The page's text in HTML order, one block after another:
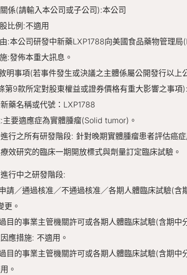
係(請輸入本公司或子公司):本公司
比例:不適用
:本公司研發中新藥LXP1788向美國食品藥物管理
:發佈本重大訊息。
明事項(若事件發生或決議之主體係屬公開發行以
第9款所定對股東權益或證券價格有重大影響之事項):
藥名稱或代號：LXP1788
主要適應症為實體腫瘤(Solid tumor)。
行之所有研發階段: 針對晚期實體腫瘤患者評估癌
效研究的臨床一期開放標式與劑量訂定臨床試驗。
行中之研發階段:
請／通過核准／不通過核准／各期人體臨床試驗(
更。
目的事業主管機關許可或各期人體臨床試驗(含期
應措施: 不適用。
目的事業主管機關許可或各期人體臨床試驗(含期
。